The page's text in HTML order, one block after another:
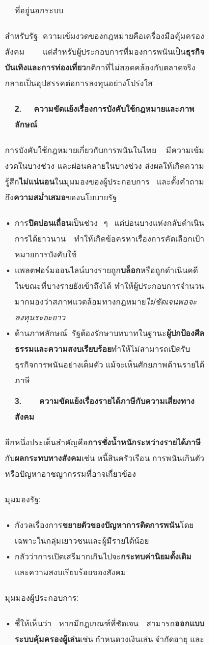
ที่อยู่นอกระบบ
สำหรับรัฐ ความเข้มงวดของกฎหมายคือเครื่องมือคุ้มครอง
สังคม แต่สำหรับผู้ประกอบการที่มองการพนันเป็นธุรกิจ
บันเทิงและการท่องเที่ยวกติกาที่ไม่สอดคล้องกับตลาดจริง
กลายเป็นอุปสรรคต่อการลงทุนอย่างโปร่งใส
2. ความขัดแย้งเรื่องการบังคับใช้กฎหมายและภาพ
ลักษณ์
การบังคับใช้กฎหมายเกี่ยวกับการพนันในไทย มีความเข้ม
งวดในบางช่วง และผ่อนคลายในบางช่วง ส่งผลให้เกิดความ
รู้สึกไม่แน่นอนในมุมมองของผู้ประกอบการ และตั้งคำถาม
ถึงความสม่ำเสมอของนโยบายรัฐ
การปิดบ่อนเถื่อนเป็นช่วง ๆ แต่บ่อนบางแห่งกลับดำเนิน
การได้ยาวนาน ทำให้เกิดข้อครหาเรื่องการคัดเลือกเป้า
หมายการบังคับใช้
แพลตฟอร์มออนไลน์บางรายถูกบล็อกหรือถูกดำเนินคดี
ในขณะที่บางรายยังเข้าถึงได้ ทำให้ผู้ประกอบการจำนวน
มากมองว่าสภาพแวดล้อมทางกฎหมายไม่ชัดเจนพอจะ
ลงทุนระยะยาว
ด้านภาพลักษณ์ รัฐต้องรักษาบทบาทในฐานะผู้ปกป้องศีล
ธรรมและความสงบเรียบร้อยทำให้ไม่สามารถเปิดรับ
ธุรกิจการพนันอย่างเต็มตัว แม้จะเห็นศักยภาพด้านรายได้
ภาษี
3. ความขัดแย้งเรื่องรายได้ภาษีกับความเสี่ยงทาง
สังคม
อีกหนึ่งประเด็นสำคัญคือการชั่งน้ำหนักระหว่างรายได้ภาษี
กับผลกระทบทางสังคมเช่น หนี้สินครัวเรือน การพนันเกินตัว
หรือปัญหาอาชญากรรมที่อาจเกี่ยวข้อง
มุมมองรัฐ:
กังวลเรื่องการขยายตัวของปัญหาการติดการพนันโดย
เฉพาะในกลุ่มเยาวชนและผู้มีรายได้น้อย
กลัวว่าการเปิดเสรีมากเกินไปจะกระทบค่านิยมดั้งเดิม
และความสงบเรียบร้อยของสังคม
มุมมองผู้ประกอบการ:
ชี้ให้เห็นว่า หากมีกฎเกณฑ์ที่ชัดเจน สามารถออกแบบ
ระบบคุ้มครองผู้เล่นเช่น กำหนดวงเงินเล่น จำกัดอายุ และ